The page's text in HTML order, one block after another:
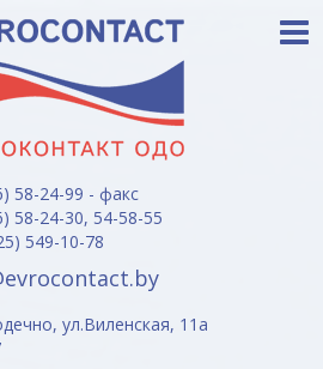
58-24-99 - факс
58-24-30, 54-58-55
549-10-78
ул.Виленская, 11а